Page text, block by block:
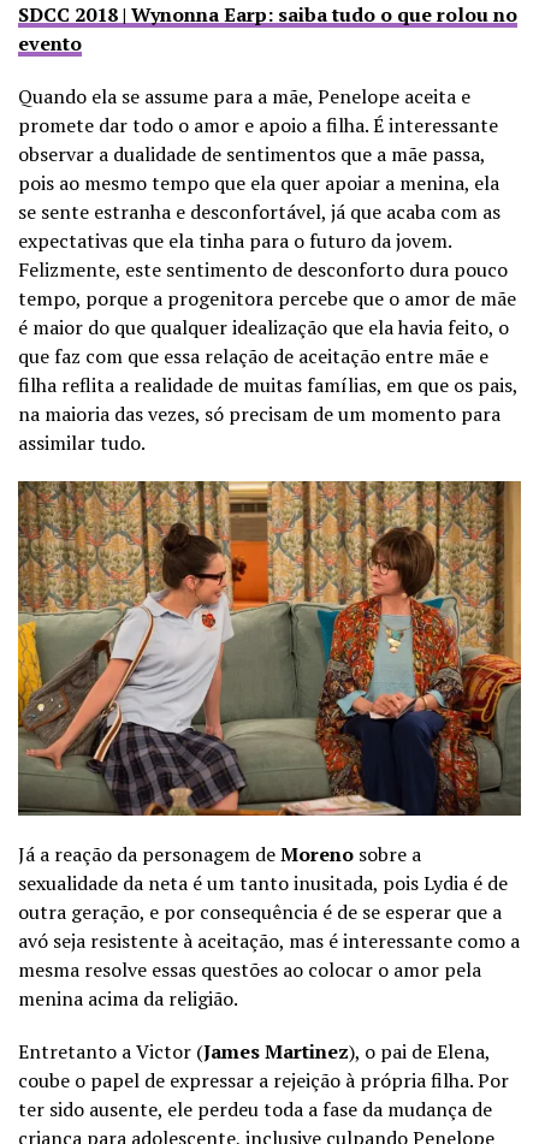
SDCC 2018 | Wynonna Earp: saiba tudo o que rolou no
evento
Quando ela se assume para a mãe, Penelope aceita e
promete dar todo o amor e apoio a filha. É interessante
observar a dualidade de sentimentos que a mãe passa,
pois ao mesmo tempo que ela quer apoiar a menina, ela
se sente estranha e desconfortável, já que acaba com as
expectativas que ela tinha para o futuro da jovem.
Felizmente, este sentimento de desconforto dura pouco
tempo, porque a progenitora percebe que o amor de mãe
é maior do que qualquer idealização que ela havia feito, o
que faz com que essa relação de aceitação entre mãe e
filha reflita a realidade de muitas famílias, em que os pais,
na maioria das vezes, só precisam de um momento para
assimilar tudo.
Já a reação da personagem deMoreno sobre a
sexualidade da neta é um tanto inusitada, pois Lydia é de
outra geração, e por consequência é de se esperar que a
avó seja resistente à aceitação, mas é interessante como a
mesma resolve essas questões ao colocar o amor pela
menina acima da religião.
Entretanto a Victor (James Martinez), o pai de Elena,
coube o papel de expressar a rejeição à própria filha. Por
ter sido ausente, ele perdeu toda a fase da mudança de
criança para adolescente, inclusive culpando Penelope